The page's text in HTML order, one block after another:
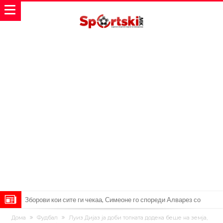
Мекгрегор успешно опериран: Коленото е средено, се враќам
Дома Фудбал
Луиз Дијаз ја доби топката додека беше на земја,